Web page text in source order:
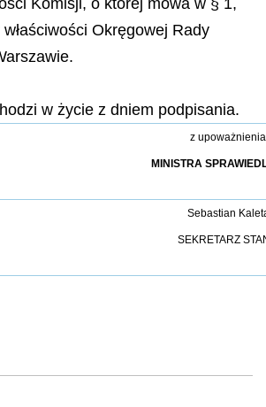
Okręgowej Rady
w życie z dniem podpisania.
z upoważnienia
MINISTRA
Sebastian
SEKRETARZ